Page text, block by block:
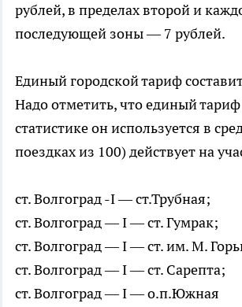
рублей, в пределах второй и
последующей зоны — 7 рублей.
Единый городской тариф
Надо отметить, что единый
статистике он используется в
поездках из 100) действует на
ст. Волгоград -I — ст.Трубная;
ст. Волгоград — I — ст. Гумрак;
ст. Волгоград — I — ст. им. М.
ст. Волгоград — I — ст. Сарепта;
ст. Волгоград — I — о.п.Южная